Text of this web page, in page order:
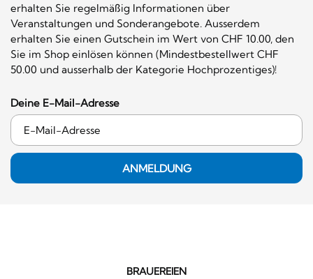
erhalten Sie regelmäßig Informationen über
Veranstaltungen und Sonderangebote. Ausserdem
erhalten Sie einen Gutschein im Wert von CHF 10.00, den
Sie im Shop einlösen können (Mindestbestellwert CHF
50.00 und ausserhalb der Kategorie Hochprozentiges)!
Deine E-Mail-Adresse
ANMELDUNG
BRAUEREIEN